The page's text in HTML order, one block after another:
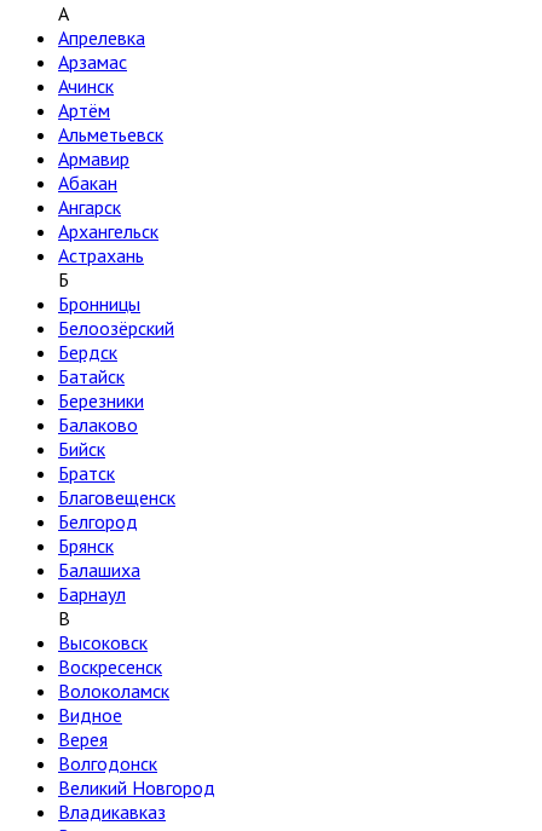
A
Апрелевка
Арзамас
Ачинск
Артём
Альметьевск
Армавир
Абакан
Ангарск
Архангельск
Астрахань
Б
Бронницы
Белоозёрский
Бердск
Батайск
Березники
Балаково
Бийск
Братск
Благовещенск
Белгород
Брянск
Балашиха
Барнаул
В
Высоковск
Воскресенск
Волоколамск
Видное
Верея
Волгодонск
Великий Новгород
Владикавказ